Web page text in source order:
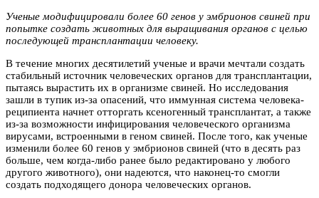
Ученые модифицировали более 60 генов у эмбрионов свиней при
попытке создать животных для выращивания органов c целью
последующей трансплантации человеку.
В течение многих десятилетий ученые и врачи мечтали создать
стабильный источник человеческих органов для трансплантации,
пытаясь вырастить их в организме свиней. Но исследования
зашли в тупик из-за опасений, что иммунная система человека-
реципиента начнет отторгать ксеногенный трансплантат, а также
из-за возможности инфицирования человеческого организма
вирусами, встроенными в геном свиней. После того, как ученые
изменили более 60 генов у эмбрионов свиней (что в десять раз
больше, чем когда-либо ранее было редактировано у любого
другого животного), они надеются, что наконец-то смогли
создать подходящего донора человеческих органов.